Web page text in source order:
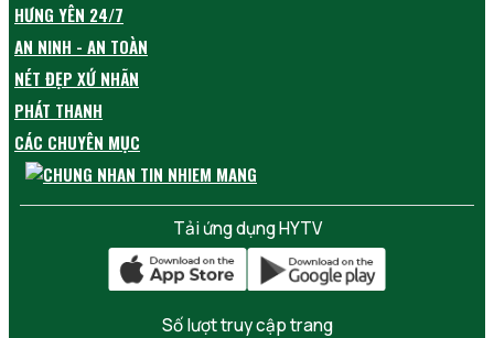
HƯNG YÊN 24/7
AN NINH - AN TOÀN
NÉT ĐẸP XỨ NHÃN
PHÁT THANH
CÁC CHUYÊN MỤC
Tải ứng dụng HYTV
Số lượt truy cập trang